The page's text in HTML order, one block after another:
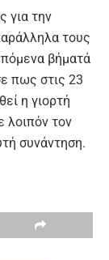
για την
τους
βήματά
πως στις 23
η γιορτή
τον
συνάντηση.